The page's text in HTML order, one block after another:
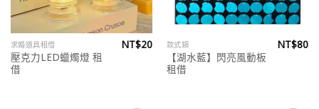
求婚道具租借
壓克力LED蠟燭燈 租
借
NT$20 款式類
【湖水藍】閃亮風動板
租借
NT$80